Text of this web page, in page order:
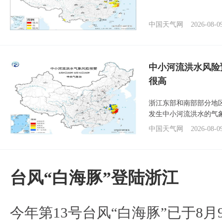
中国天气网 2026-08-
中小河流洪水风
很高
浙江东部和南部部分地
发生中小河流洪水的气
中国天气网
2026-08-
台风“白海豚”登陆浙江
今年第13号台风“白海豚”已于8